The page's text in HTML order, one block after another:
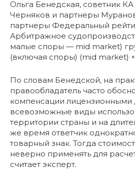
Ольга Бенедская, советник
Черняков и партнеры
партнеры Федеральный
Арбитражное
малые споры — mid market)
(включая споры) (mid market) ×
По словам Бенедской, на
правообладатель часто
компенсации лицензионными
всевозможные виды
территории страны и на
же время ответчик
товарный знак. Тогда
неверно применять для
считает эксперт.